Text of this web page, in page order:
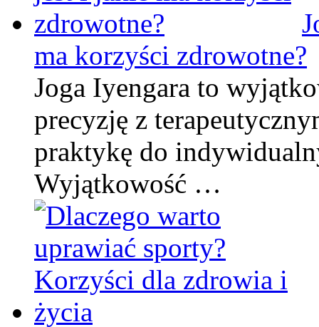
ma korzyści zdrowotne?
Joga Iyengara to
precyzję z
praktykę do
Wyjątkowość …